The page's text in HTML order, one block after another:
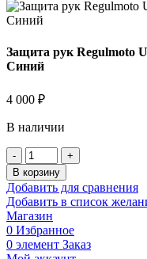
Защита рук Regulmoto
Синий
4 000 ₽
В наличии
Количество
товара
Защита
рук
Regulmoto
ULTRA
PROBEND
HCM
В корзину
Добавить для сравнения
Добавить в список
Магазин
0 Избранное
0 элемент Заказ